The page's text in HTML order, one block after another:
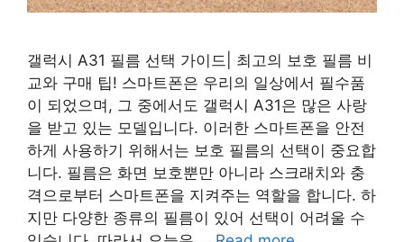
갤럭시 A31 필름 선택 가이드| 최고의 보호 필름 비
교와 구매 팁! 스마트폰은 우리의 일상에서 필수품
이 되었으며, 그 중에서도 갤럭시 A31은 많은 사랑
을 받고 있는 모델입니다. 이러한 스마트폰을 안전
하게 사용하기 위해서는 보호 필름의 선택이 중요합
니다. 필름은 화면 보호뿐만 아니라 스크래치와 충
격으로부터 스마트폰을 지켜주는 역할을 합니다. 하
지만 다양한 종류의 필름이 있어 선택이 어려울 수